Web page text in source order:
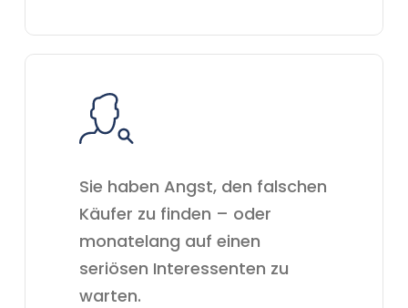
Sie haben Angst, den falschen
Käufer zu finden – oder
monatelang auf einen
seriösen Interessenten zu
warten.